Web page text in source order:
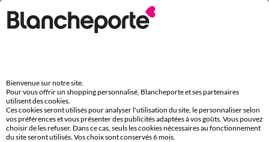
Livraison express
domicile, relais, consignes automatiques
Service clients
par chat et par téléphone
de 8h00 à 20h00 du lundi au samedi
Bienvenue sur notre site.
Pour vous offrir un shopping personnalisé, Blancheporte et ses partenaires
utilisent des cookies.
Ces cookies seront utilisés pour analyser l'utilisation du site, le personnaliser selon
vos préférences et vous présenter des publicités adaptées à vos goûts. Vous pouvez
choisir de les refuser. Dans ce cas, seuls les cookies nécessaires au fonctionnement
du site seront utilisés. Vos choix sont conservés 6 mois.